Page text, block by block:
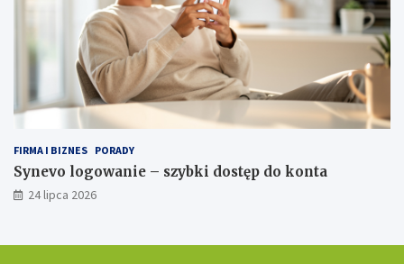
FIRMA I BIZNES PORADY
Synevo logowanie – szybki dostęp do konta
24 lipca 2026